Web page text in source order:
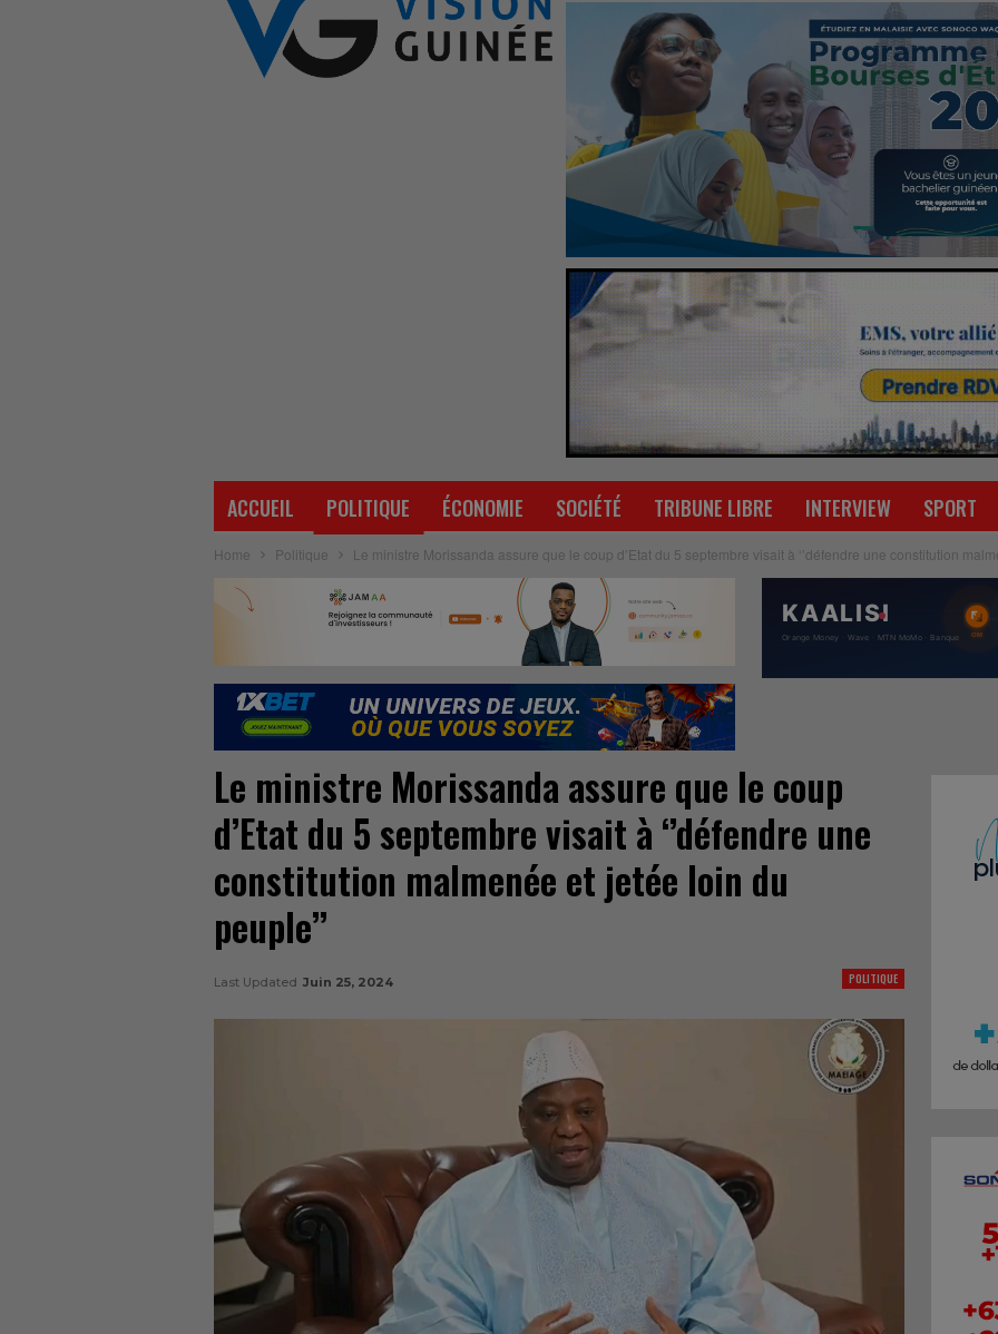
ACCUEIL POLITIQUE ÉCONOMIE SOCIÉTÉ TRIBUNE LIBRE INTERVIEW SPORT
Home Politique Le ministre Morissanda assure que le coup d’Etat du 5 septembre visait à ‘’défendre une constitution
Le ministre Morissanda assure que le coup
d’Etat du 5 septembre visait à ‘’défendre une
constitution malmenée et jetée loin du
peuple’’
POLITIQUE
Last Updated Juin 25, 2024